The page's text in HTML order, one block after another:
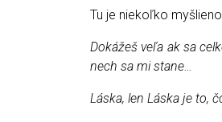
Tu je niekoľko
Dokážeš veľa ak sa
nech sa mi stane…
Láska, len Láska je to,